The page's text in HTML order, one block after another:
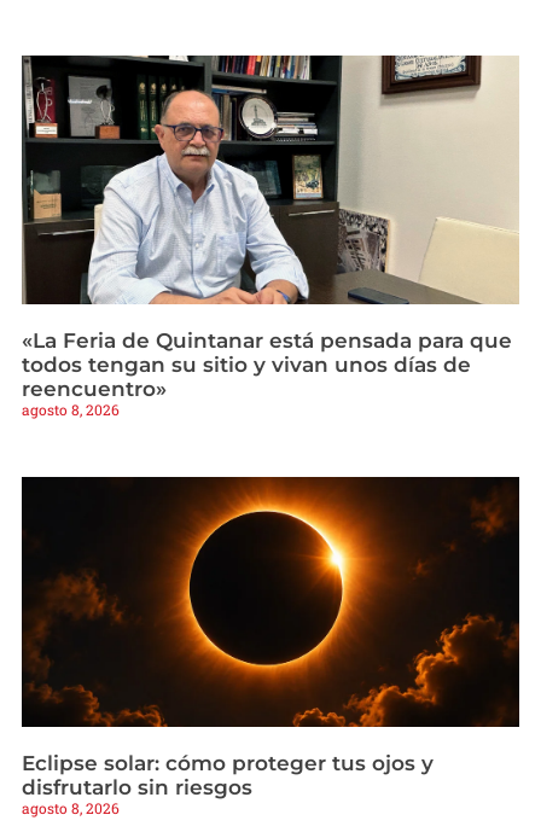
«La Feria de Quintanar está pensada para que
todos tengan su sitio y vivan unos días de
reencuentro»
agosto 8, 2026
Eclipse solar: cómo proteger tus ojos y
disfrutarlo sin riesgos
agosto 8, 2026